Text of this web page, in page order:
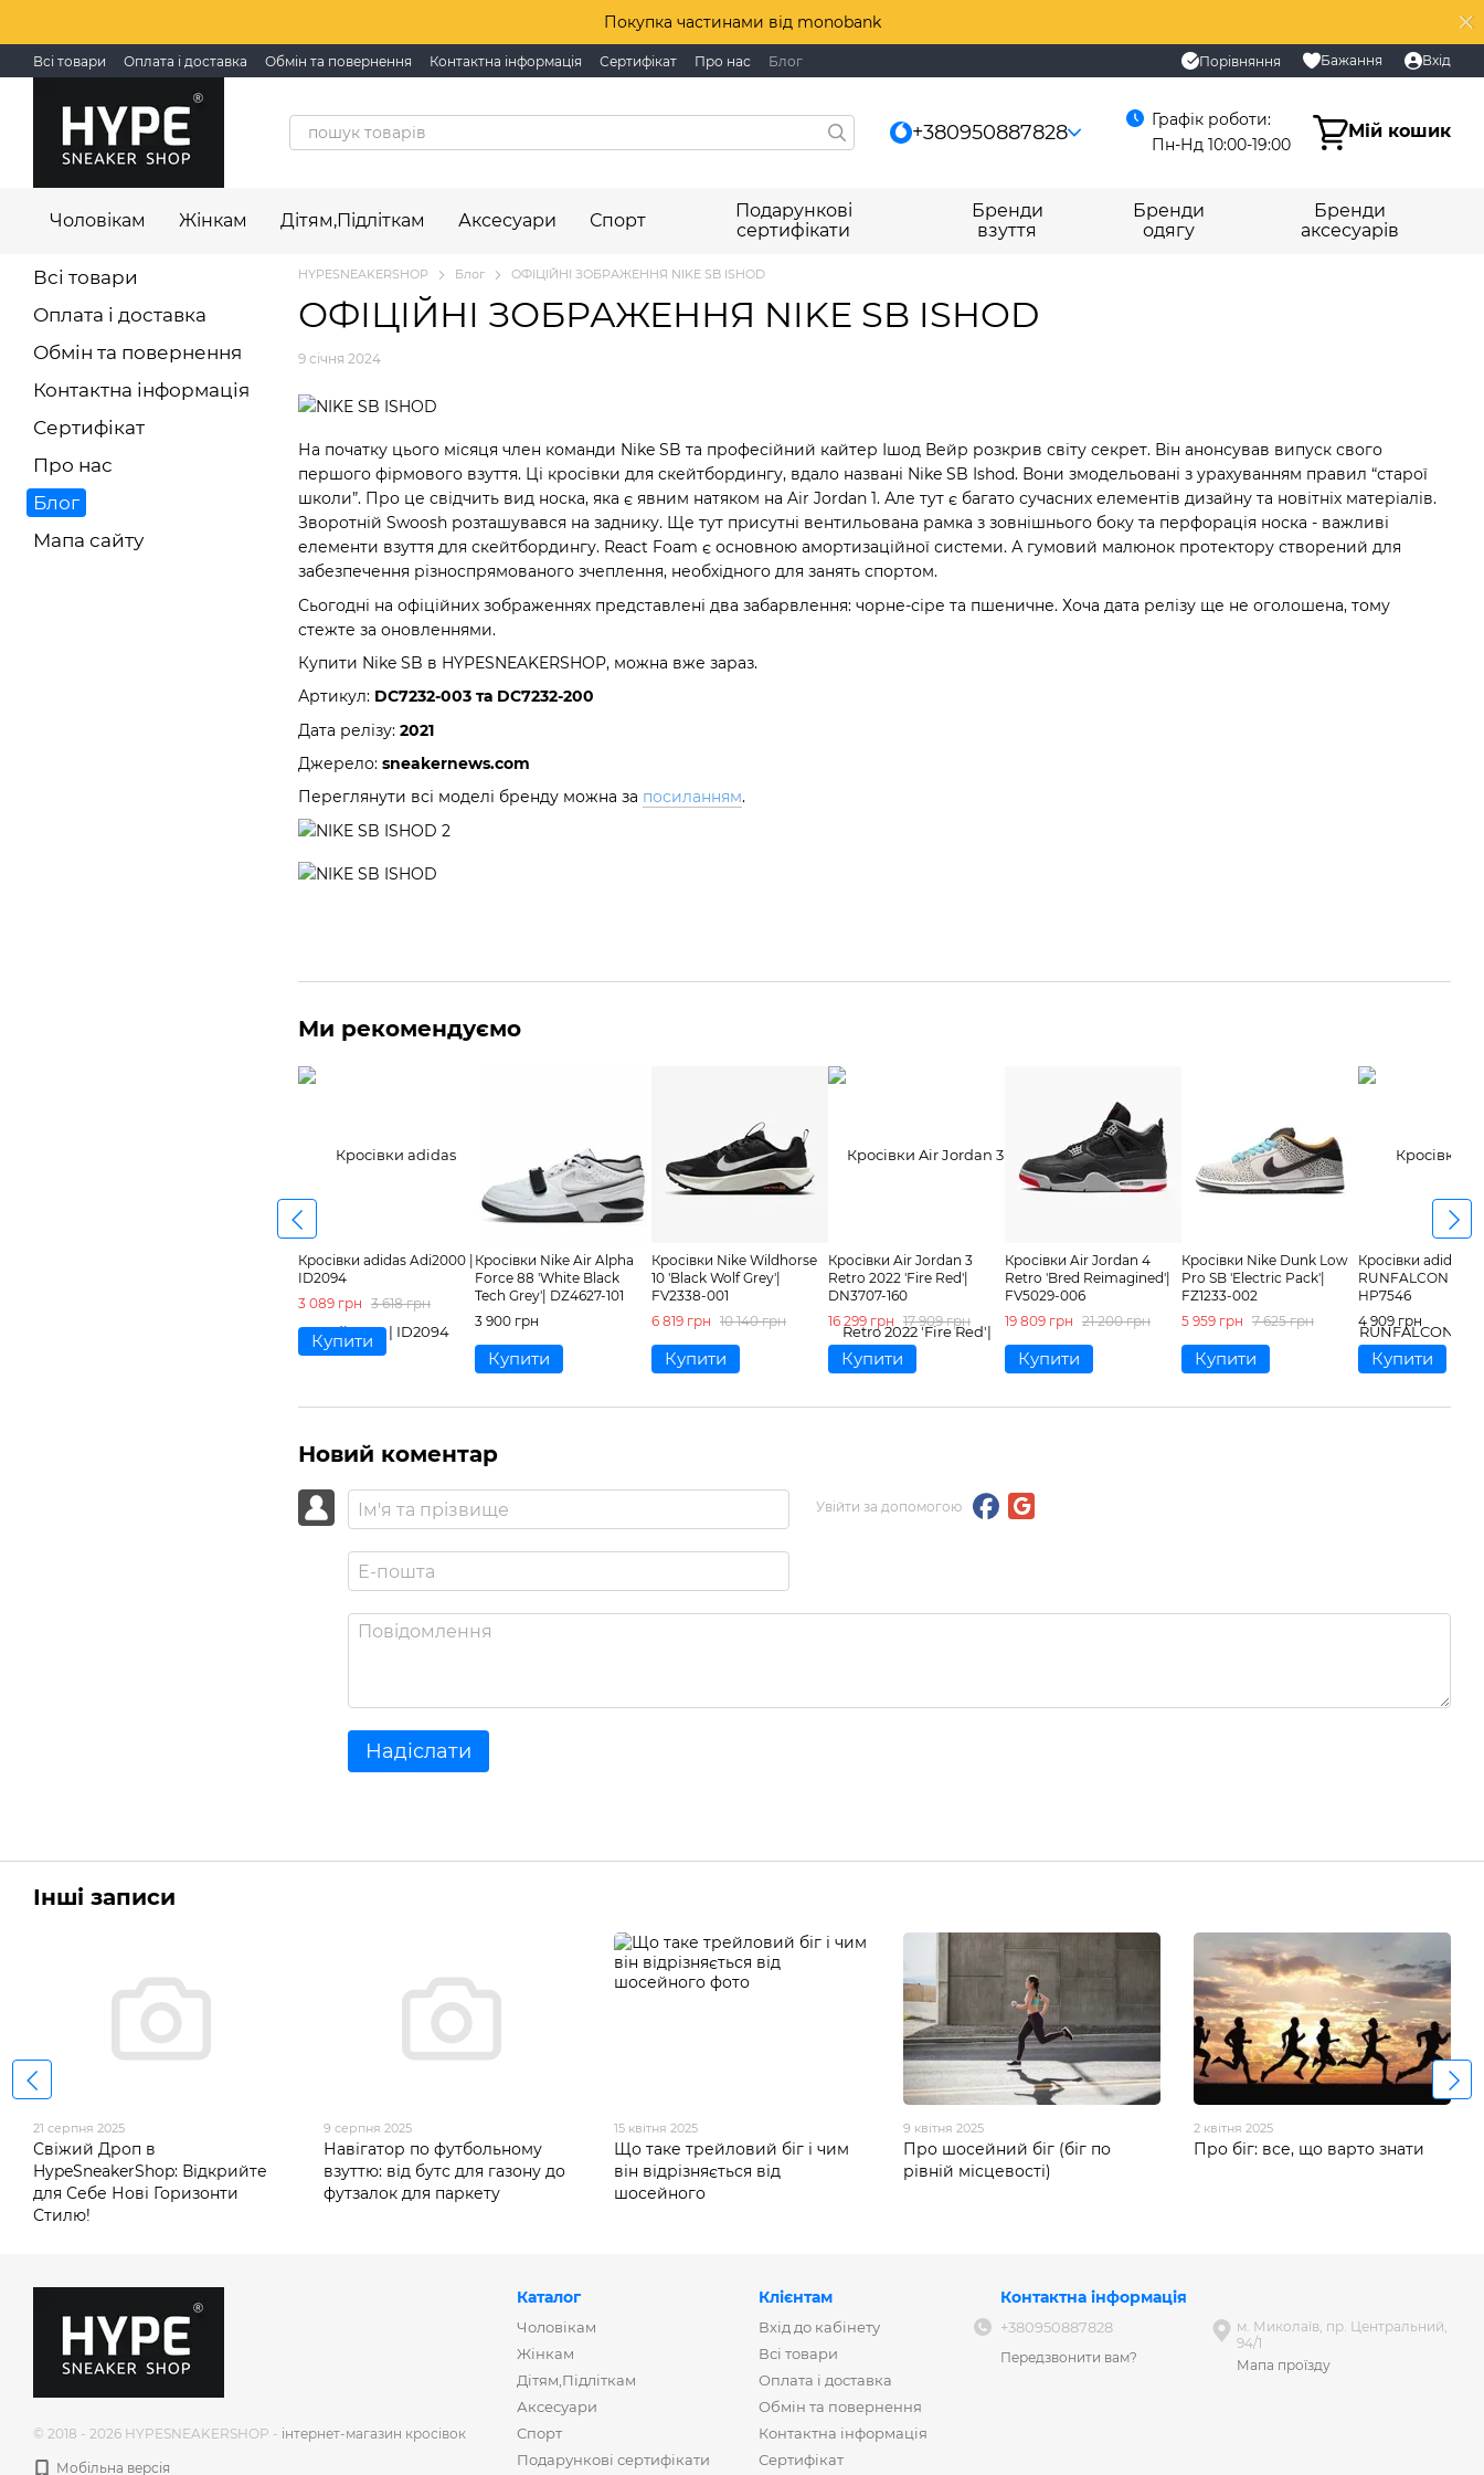
Покупка частинами від monobank
Всі товари Оплата і доставка Обмін та повернення Контактна інформація Сертифікат Про нас Блог Порівняння Бажання Вхід
+380950887828
Графік роботи:
Пн-Нд 10:00-19:00
Мій кошик
Чоловікам Жінкам Дітям,Підліткам Аксесуари Спорт
Подарункові
сертифікати
Бренди
взуття
Бренди
одягу
Бренди
аксесуарів
HYPESNEAKERSHOP Блог ОФІЦІЙНІ ЗОБРАЖЕННЯ NIKE SB ISHOD
ОФІЦІЙНІ ЗОБРАЖЕННЯ NIKE SB ISHOD
9 січня 2024
На початку цього місяця член команди Nike SB та професійний кайтер Ішод Вейр розкрив світу секрет. Він анонсував випуск свого
першого фірмового взуття. Ці кросівки для скейтбордингу, вдало названі Nike SB Ishod. Вони змодельовані з урахуванням правил “старої
школи”. Про це свідчить вид носка, яка є явним натяком на Air Jordan 1. Але тут є багато сучасних елементів дизайну та новітніх матеріалів.
Зворотній Swoosh розташувався на заднику. Ще тут присутні вентильована рамка з зовнішнього боку та перфорація носка - важливі
елементи взуття для скейтбордингу. React Foam є основною амортизаційної системи. А гумовий малюнок протектору створений для
забезпечення різноспрямованого зчеплення, необхідного для занять спортом.
Сьогодні на офіційних зображеннях представлені два забарвлення: чорне-сіре та пшеничне. Хоча дата релізу ще не оголошена, тому
стежте за оновленнями.
Купити Nike SB в HYPESNEAKERSHOP, можна вже зараз.
Артикул: DC7232-003 та DC7232-200
Дата релізу: 2021
Джерело: sneakernews.com
Переглянути всі моделі бренду можна за посиланням.
Ми рекомендуємо
Кросівки adidas Adi2000 |
ID2094
3 089 грн 3 618 грн
Купити
Кросівки Nike Air Alpha
Force 88 'White Black
Tech Grey'| DZ4627-101
3 900 грн
Купити
Кросівки Nike Wildhorse
10 'Black Wolf Grey'|
FV2338-001
6 819 грн 10 140 грн
Купити
Кросівки Air Jordan 3
Retro 2022 'Fire Red'|
DN3707-160
16 299 грн 17 909 грн
Купити
Кросівки Air Jordan 4
Retro 'Bred Reimagined'|
FV5029-006
19 809 грн 21 200 грн
Купити
Кросівки Nike Dunk Low
Pro SB 'Electric Pack'|
FZ1233-002
5 959 грн 7 625 грн
Купити
Кросівки adidas
RUNFALCON 3 10
HP7546
4 909 грн
Купити
Новий коментар
Увійти за допомогою
Надіслати
Всі товари
Оплата і доставка
Обмін та повернення
Контактна інформація
Сертифікат
Про нас
Блог
Мапа сайту
Інші записи
21 серпня 2025
Свіжий Дроп в
HypeSneakerShop: Відкрийте
для Себе Нові Горизонти
Стилю!
9 серпня 2025
Навігатор по футбольному
взуттю: від бутс для газону до
футзалок для паркету
15 квітня 2025
Що таке трейловий біг і чим
він відрізняється від
шосейного
9 квітня 2025
Про шосейний біг (біг по
рівній місцевості)
2 квітня 2025
Про біг: все, що варто знати
© 2018 - 2026 HYPESNEAKERSHOP - інтернет-магазин кросівок
Мобільна версія
Каталог
Чоловікам
Жінкам
Дітям,Підліткам
Аксесуари
Спорт
Подарункові сертифікати
Клієнтам
Вхід до кабінету
Всі товари
Оплата і доставка
Обмін та повернення
Контактна інформація
Сертифікат
Контактна інформація
+380950887828
Передзвонити вам?
м. Миколаїв, пр. Центральний,
94/1
Мапа проїзду